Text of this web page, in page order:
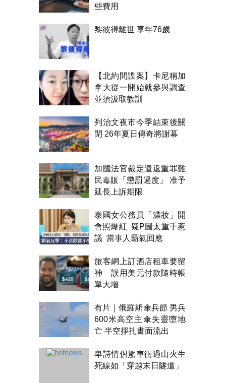
些費用
黎彼得離世 享年76歲
【北約間諜案】卡尼稱加
拿大從一開始就參與調查
並須汲取教訓
列治文夜市今季結束後關
閉 26年夏日傳奇將謝幕
加國法官裁定遣返重罪難
民毒販「懲罰過度」 准予
延長上訴期限
泰國女公務員「濃妝」開
會照爆紅 疑P圖太重手惹
議 當事人霸氣回應
旅客網上訂酒店租車要留
神 誤用美元付款隨時帳
單大增
有片｜俄羅斯傘兵節 男兵
600米高空主傘失靈墮地
亡 半空掙扎畫面流出
卑詩情侶駕車衝過山火生
死線如「穿越末日隧道」